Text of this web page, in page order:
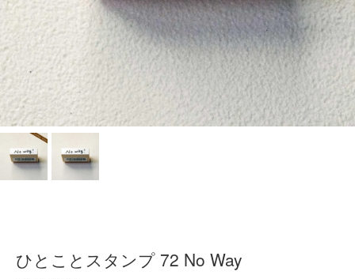
ひとことスタンプ 72 No Way